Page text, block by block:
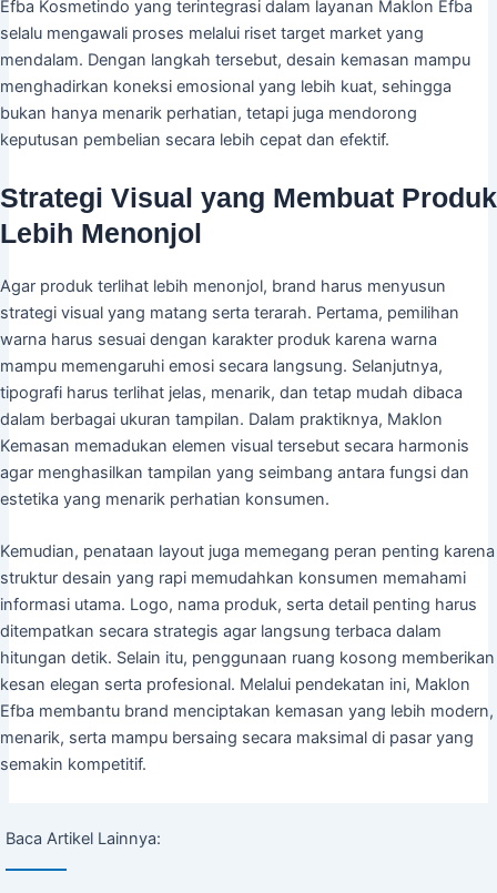
Efba Kosmetindo yang terintegrasi dalam layanan Maklon Efba
selalu mengawali proses melalui riset target market yang
mendalam. Dengan langkah tersebut, desain kemasan mampu
menghadirkan koneksi emosional yang lebih kuat, sehingga
bukan hanya menarik perhatian, tetapi juga mendorong
keputusan pembelian secara lebih cepat dan efektif.
Strategi Visual yang Membuat Produk
Lebih Menonjol
Agar produk terlihat lebih menonjol, brand harus menyusun
strategi visual yang matang serta terarah. Pertama, pemilihan
warna harus sesuai dengan karakter produk karena warna
mampu memengaruhi emosi secara langsung. Selanjutnya,
tipografi harus terlihat jelas, menarik, dan tetap mudah dibaca
dalam berbagai ukuran tampilan. Dalam praktiknya, Maklon
Kemasan memadukan elemen visual tersebut secara harmonis
agar menghasilkan tampilan yang seimbang antara fungsi dan
estetika yang menarik perhatian konsumen.
Kemudian, penataan layout juga memegang peran penting karena
struktur desain yang rapi memudahkan konsumen memahami
informasi utama. Logo, nama produk, serta detail penting harus
ditempatkan secara strategis agar langsung terbaca dalam
hitungan detik. Selain itu, penggunaan ruang kosong memberikan
kesan elegan serta profesional. Melalui pendekatan ini, Maklon
Efba membantu brand menciptakan kemasan yang lebih modern,
menarik, serta mampu bersaing secara maksimal di pasar yang
semakin kompetitif.
Baca Artikel Lainnya: